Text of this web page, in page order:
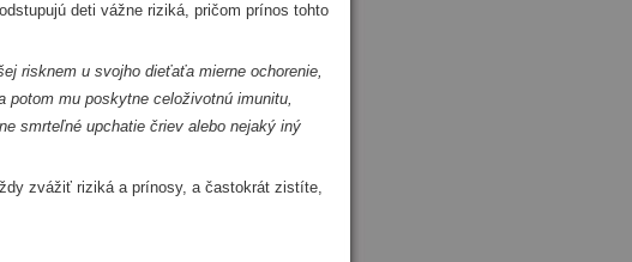
deti vážne riziká, pričom prínos tohto
risknem u svojho dieťaťa mierne ochorenie,
potom mu poskytne celoživotnú imunitu,
smrteľné upchatie čriev alebo nejaký iný
zvážiť riziká a prínosy, a častokrát zistíte,